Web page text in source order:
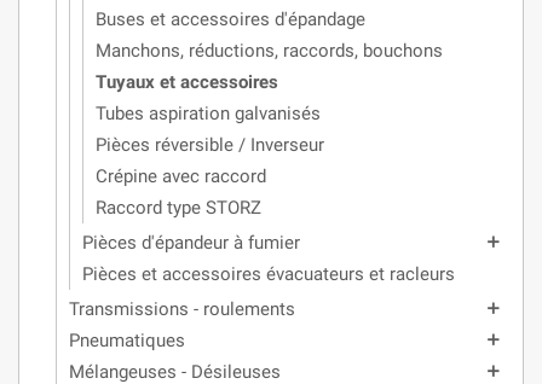
Buses et accessoires d'épandage
Manchons, réductions, raccords, bouchons
Tuyaux et accessoires
Tubes aspiration galvanisés
Pièces réversible / Inverseur
Crépine avec raccord
Raccord type STORZ
Pièces d'épandeur à fumier
add
Pièces et accessoires évacuateurs et racleurs
Transmissions - roulements
add
Pneumatiques add
Mélangeuses - Désileuses add